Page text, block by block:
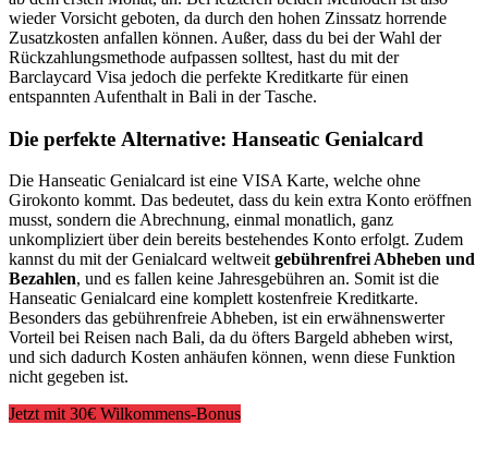
wieder Vorsicht geboten, da durch den hohen Zinssatz horrende
Zusatzkosten anfallen können. Außer, dass du bei der Wahl der
Rückzahlungsmethode aufpassen solltest, hast du mit der
Barclaycard Visa jedoch die perfekte Kreditkarte für einen
entspannten Aufenthalt in Bali in der Tasche.
Die perfekte Alternative: Hanseatic Genialcard
Die Hanseatic Genialcard ist eine VISA Karte, welche ohne
Girokonto kommt. Das bedeutet, dass du kein extra Konto eröffnen
musst, sondern die Abrechnung, einmal monatlich, ganz
unkompliziert über dein bereits bestehendes Konto erfolgt. Zudem
kannst du mit der Genialcard weltweitgebührenfrei Abheben und
Bezahlen, und es fallen keine Jahresgebühren an. Somit ist die
Hanseatic Genialcard eine komplett kostenfreie Kreditkarte.
Besonders das gebührenfreie Abheben, ist ein erwähnenswerter
Vorteil bei Reisen nach Bali, da du öfters Bargeld abheben wirst,
und sich dadurch Kosten anhäufen können, wenn diese Funktion
nicht gegeben ist.
Jetzt mit 30€ Wilkommens-Bonus